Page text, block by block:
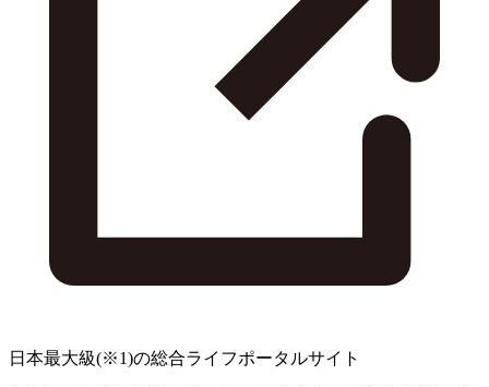
日本最大級(※1)の総合ライフポータルサイト